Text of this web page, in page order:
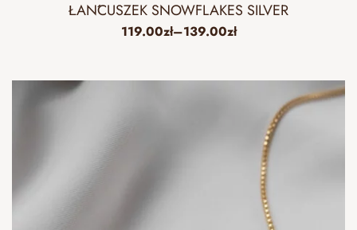
ŁAŃCUSZEK SNOWFLAKES SILVER
119.00zł–139.00zł